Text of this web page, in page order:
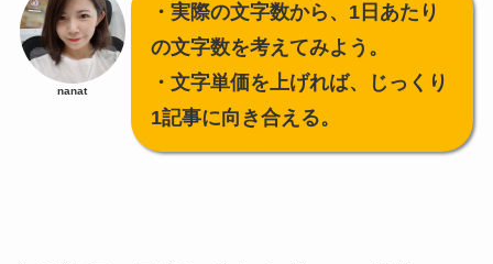
nanat
・実際の文字数から、1日あたり
の文字数を考えてみよう。
・文字単価を上げれば、じっくり
1記事に向き合える。